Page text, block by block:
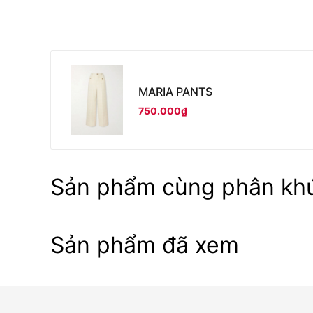
MARIA PANTS
750.000₫
Sản phẩm cùng phân
Sản phẩm đã xem